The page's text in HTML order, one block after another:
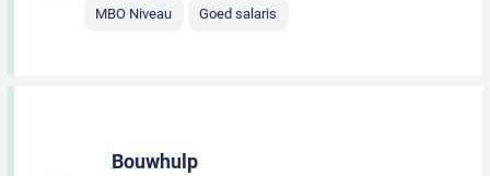
MBO Niveau Goed salaris
Bouwhulp